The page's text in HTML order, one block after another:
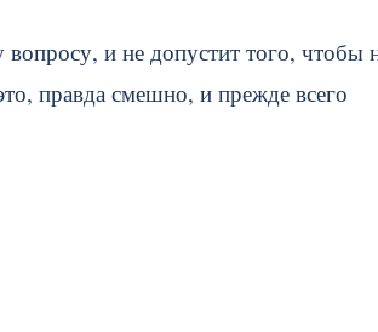
вопросу, и не допустит того, чтобы
правда смешно, и прежде всего